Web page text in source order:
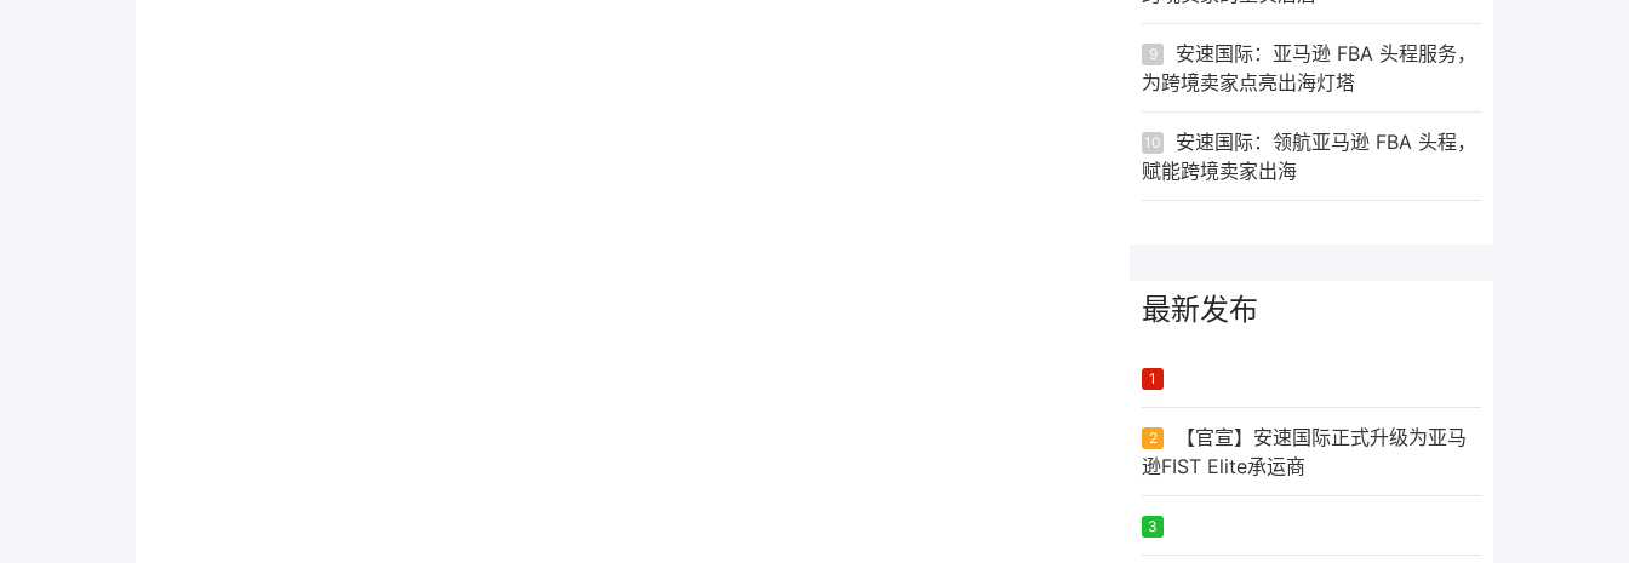
9
安速国际：亚马逊 FBA 头程服务，
为跨境卖家点亮出海灯塔
10
安速国际：领航亚马逊 FBA 头程，
赋能跨境卖家出海
最新发布
1
2
【官宣】安速国际正式升级为亚马
逊FIST Elite承运商
3